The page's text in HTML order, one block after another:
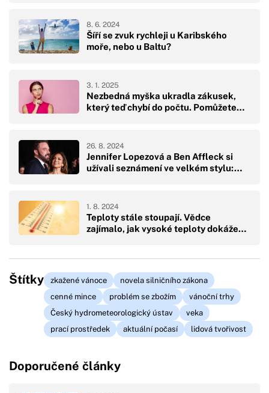
Šíří se zvuk rychleji u Karibského
moře, nebo u Baltu?
8. 6. 2024
Nezbedná myška ukradla zákusek,
který teď chybí do počtu. Pomůžete…
3. 1. 2025
Jennifer Lopezová a Ben Affleck si
užívali seznámení ve velkém stylu:…
26. 8. 2024
Teploty stále stoupají. Vědce
zajímalo, jak vysoké teploty dokáže…
1. 8. 2024
Štítky zkažené vánoce
novela silničního zákona
cenné mince
problém se zbožím
vánoční trhy
Český hydrometeorologický ústav
veka
prací prostředek
aktuální počasí lidová tvořivost
Doporučené články